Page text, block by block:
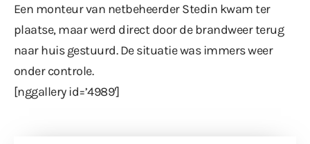
Een monteur van netbeheerder Stedin kwam ter
plaatse, maar werd direct door de brandweer terug
naar huis gestuurd. De situatie was immers weer
onder controle.
[nggallery id=’4989′]